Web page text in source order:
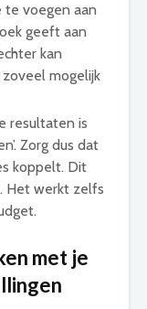
te voegen aan
geeft aan
kan
mogelijk
resultaten is
Zorg dus dat
koppelt. Dit
Het werkt zelfs
met je